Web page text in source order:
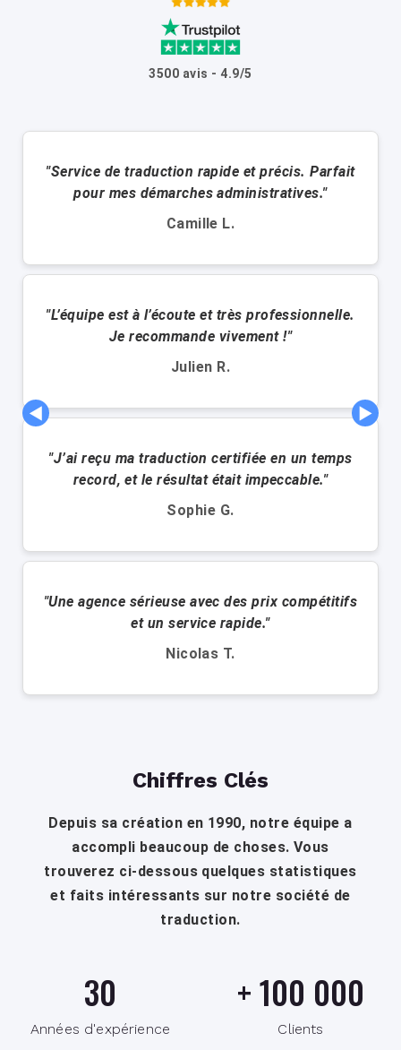
3500 avis - 4.9/5
"Service de traduction rapide et précis. Parfait
pour mes démarches administratives."
Camille L.
"L’équipe est à l’écoute et très professionnelle.
Je recommande vivement !"
Julien R.
"J’ai reçu ma traduction certifiée en un temps
record, et le résultat était impeccable."
Sophie G.
"Une agence sérieuse avec des prix compétitifs
et un service rapide."
Nicolas T.
◀ ▶
Chiffres Clés
Depuis sa création en 1990, notre équipe a
accompli beaucoup de choses. Vous
trouverez ci-dessous quelques statistiques
et faits intéressants sur notre société de
traduction.
30
Années d'expérience
+100 000
Clients